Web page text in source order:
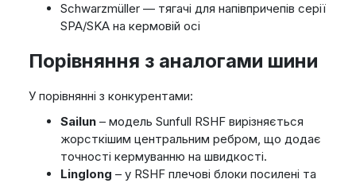
Schwarzmüller — тягачі для напівпричепів серії
SPA/SKA на кермовій осі
Порівняння з аналогами шини
У порівнянні з конкурентами:
Sailun– модель Sunfull RSHF вирізняється
жорсткішим центральним ребром, що додає
точності кермуванню на швидкості.
Linglong – у RSHF плечові блоки посилені та